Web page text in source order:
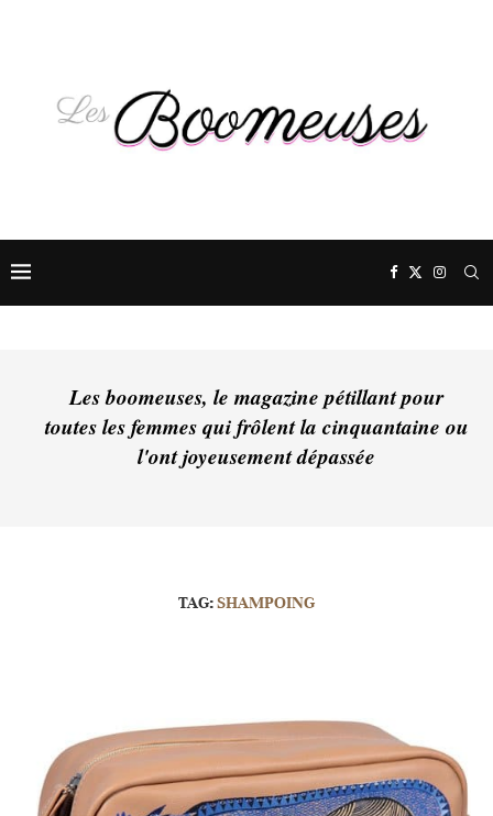
Les boomeuses, le magazine pétillant pour
toutes les femmes qui frôlent la cinquantaine ou
l'ont joyeusement dépassée
TAG:SHAMPOING